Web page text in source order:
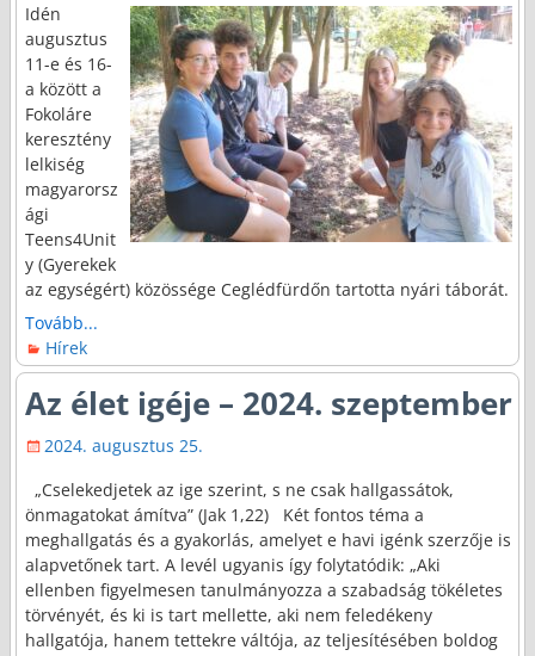
Idén
augusztus
11-e és 16-
a között a
Fokoláre
keresztény
lelkiség
magyarorsz
ági
Teens4Unit
y (Gyerekek
az egységért) közössége Ceglédfürdőn tartotta nyári táborát.
Tovább...
Hírek
Az élet igéje – 2024. szeptember
2024. augusztus 25.
„Cselekedjetek az ige szerint, s ne csak hallgassátok,
önmagatokat ámítva” (Jak 1,22) Két fontos téma a
meghallgatás és a gyakorlás, amelyet e havi igénk szerzője is
alapvetőnek tart. A levél ugyanis így folytatódik: „Aki
ellenben figyelmesen tanulmányozza a szabadság tökéletes
törvényét, és ki is tart mellette, aki nem feledékeny
hallgatója, hanem tettekre váltója, az teljesítésében boldog